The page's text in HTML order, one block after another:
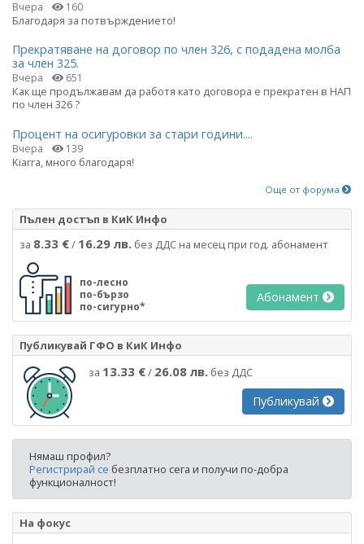
Вчера 160
Благодаря за потвърждението!
Прекратяване на договор по член 326, с подадена молба
за член 325.
Вчера 651
Как ще продължавам да работя като договора е прекратен в НАП
по член 326 ?
Процент на осигуровки за стари години....
Вчера 139
Kiarra, много благодаря!
Още от форума
Пълен достъп в КиК Инфо
за 8.33 €/ 16.29 лв. без ДДС на месец при год. абонамент
по-лесно
по-бързо
по-сигурно*
Абонамент
Публикувай ГФО в КиК Инфо
за 13.33 €/ 26.08 лв. без ДДС
Публикувай
Нямаш профил?
Регистрирай се безплатно сега и получи по-добра
функционалност!
На фокус